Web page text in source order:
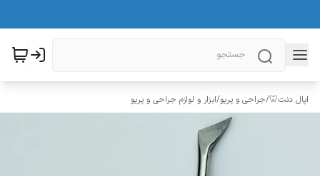
اپال دنت🦷/جراحی و پریو/ابزار و لوازم جراحی و پریو